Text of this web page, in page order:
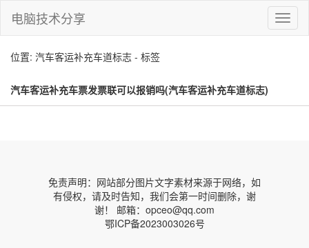
切
换
电脑技术分享
位置: 汽车客运补充车道标志 - 标签
汽车客运补充车票发票联可以报销吗(汽车客运补充车道标志)
免责声明：网站部分图片文字素材来源于网络，如
有侵权，请及时告知，我们会第一时间删除，谢
谢！ 邮箱：opceo@qq.com
鄂ICP备2023003026号